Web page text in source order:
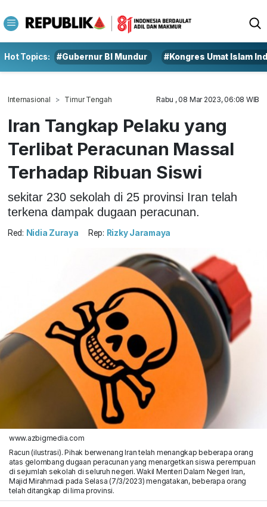
Hot Topics: #Gubernur BI Mundur #Kongres Umat Islam
Internasional Timur Tengah Rabu , 08 Mar 2023, 06:08 WIB
Iran Tangkap Pelaku yang
Terlibat Peracunan Massal
Terhadap Ribuan Siswi
sekitar 230 sekolah di 25 provinsi Iran telah
terkena dampak dugaan peracunan.
Red: Nidia Zuraya Rep: Rizky Jaramaya
www.azbigmedia.com
Racun (ilustrasi). Pihak berwenang Iran telah menangkap beberapa orang
atas gelombang dugaan peracunan yang menargetkan siswa perempuan
di sejumlah sekolah di seluruh negeri. Wakil Menteri Dalam Negeri Iran,
Majid Mirahmadi pada Selasa (7/3/2023) mengatakan, beberapa orang
telah ditangkap di lima provinsi.